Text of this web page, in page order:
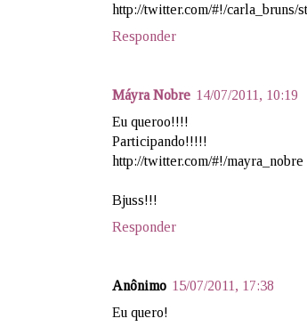
http://twitter.com/#!/carla_bruns/
Responder
Máyra Nobre 14/07/2011, 10:19
Eu queroo!!!!
Participando!!!!!
http://twitter.com/#!/mayra_nobre
Bjuss!!!
Responder
Anônimo 15/07/2011, 17:38
Eu quero!